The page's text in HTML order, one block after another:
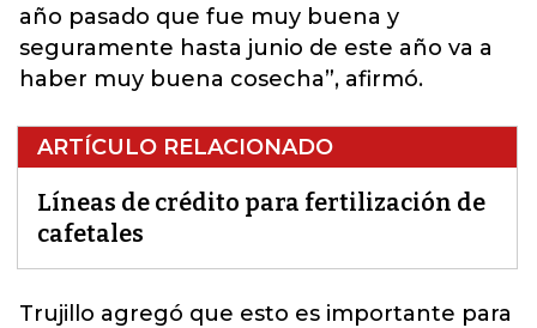
año pasado que fue muy buena y
seguramente hasta junio de este año va a
haber muy buena cosecha”, afirmó.
ARTÍCULO RELACIONADO
Líneas de crédito para fertilización de
cafetales
Trujillo agregó que esto es importante para